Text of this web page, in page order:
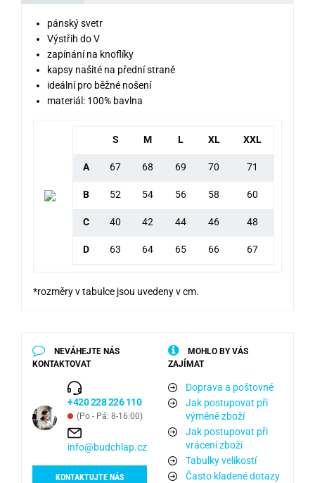
pánský svetr
Výstřih do V
zapínání na knoflíky
kapsy našité na přední straně
ideální pro běžné nošení
materiál: 100% bavlna
S M L XL XXL
A 67 68 69 70 71
B 52 54 56 58 60
C 40 42 44 46 48
D 63 64 65 66 67
*rozměry v tabulce jsou uvedeny v cm.
NEVÁHEJTE NÁS
KONTAKTOVAT
+420 228 226 110
(Po - Pá: 8-16:00)
info@budchlap.cz
KONTAKTUJTE NÁS
MOHLO BY VÁS
ZAJÍMAT
Doprava a poštovné
Jak postupovat při
výměně zboží
Jak postupovat při
vrácení zboží
Tabulky velikostí
Často kladené dotazy